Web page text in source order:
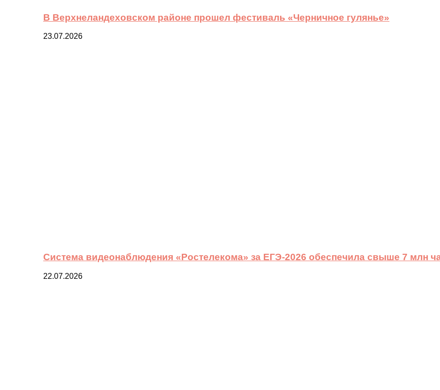
В Верхнеландеховском районе прошел фестиваль «Черничное гулянье»
23.07.2026
Система видеонаблюдения «Ростелекома» за ЕГЭ-2026 обеспечила свыше 7 млн
22.07.2026